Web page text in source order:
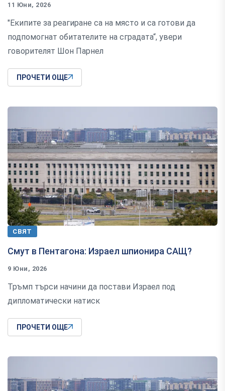
11 Юни, 2026
"Екипите за реагиране са на място и са готови да
подпомогнат обитателите на сградата“, увери
говорителят Шон Парнел
ПРОЧЕТИ ОЩЕ
СВЯТ
Смут в Пентагона: Израел шпионира САЩ?
9 Юни, 2026
Тръмп търси начини да постави Израел под
дипломатически натиск
ПРОЧЕТИ ОЩЕ